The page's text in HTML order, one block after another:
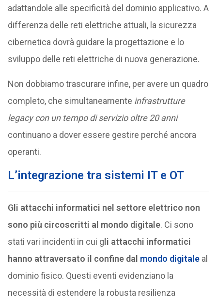
adattandole alle specificità del dominio applicativo. A
differenza delle reti elettriche attuali, la sicurezza
cibernetica dovrà guidare la progettazione e lo
sviluppo delle reti elettriche di nuova generazione.
Non dobbiamo trascurare infine, per avere un quadro
completo, che simultaneamente infrastrutture
legacy con un tempo di servizio oltre 20 anni
continuano a dover essere gestire perché ancora
operanti.
L’integrazione tra sistemi IT e OT
Gli attacchi informatici nel settore elettrico non
sono più circoscritti al mondo digitale. Ci sono
stati vari incidenti in cui g li attacchi informatici
hanno attraversato il confine dal mondo digitale al
dominio fisico. Questi eventi evidenziano la
necessità di estendere la robusta resilienza